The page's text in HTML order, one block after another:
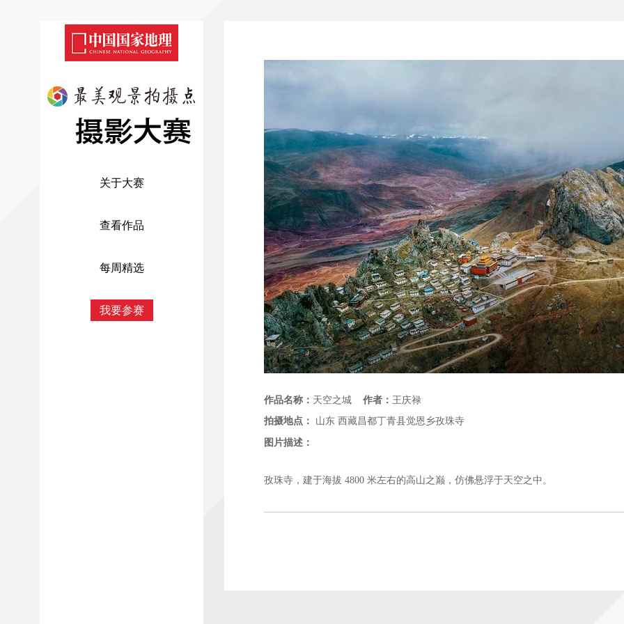
关于大赛
查看作品
每周精选
我要参赛
作品名称： 天空之城 作者： 王庆禄
拍摄地点：
山东 西藏昌都丁青县觉恩乡孜珠寺
图片描述：
孜珠寺，建于海拔 4800 米左右的高山之巅，仿佛悬浮于天空之中。